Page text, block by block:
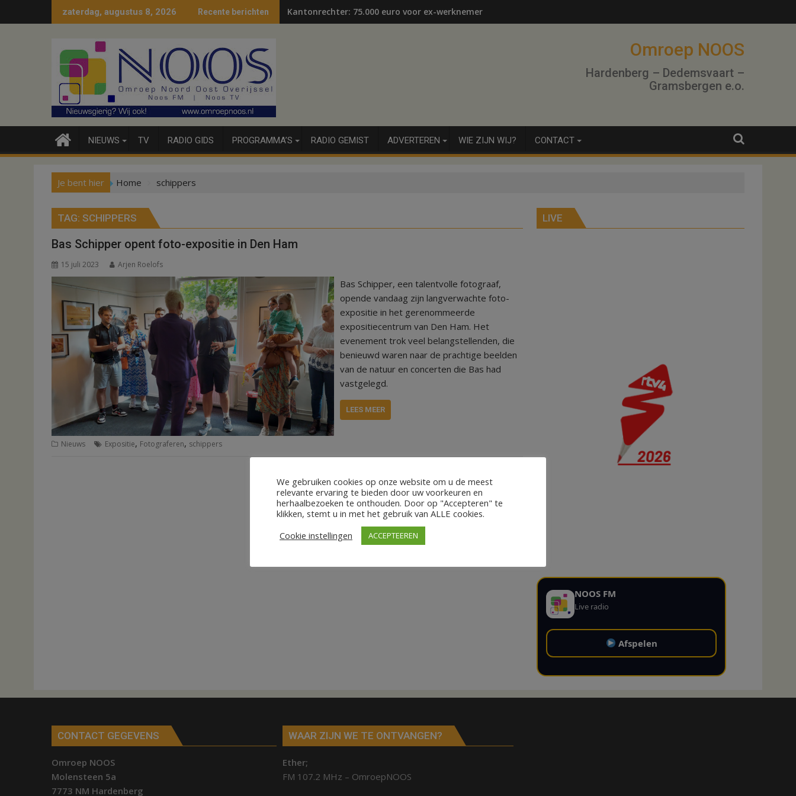
naar
zaterdag, augustus 8, 2026 Recente berichten Kantonrechter: 75.000 euro voor ex-werknemers
Omroep NOOS
Hardenberg – Dedemsvaart –
Gramsbergen e.o.
NIEUWS TV RADIO GIDS PROGRAMMA’S RADIO GEMIST ADVERTEREN WIE ZIJN WIJ? CONTACT
Je bent hier Home schippers
TAG: SCHIPPERS
Bas Schipper opent foto-expositie in Den Ham
15 juli 2023 Arjen Roelofs
Bas Schipper, een talentvolle fotograaf,
opende vandaag zijn langverwachte foto-
expositie in het gerenommeerde
expositiecentrum van Den Ham. Het
evenement trok veel belangstellenden, die
benieuwd waren naar de prachtige beelden
van de natuur en concerten die Bas had
vastgelegd.
LEES MEER
Nieuws Expositie, Fotograferen, schippers
LIVE
NOOS FM
Live radio
Afspelen
CONTACT GEGEVENS
Omroep NOOS
Molensteen 5a
7773 NM Hardenberg
WAAR ZIJN WE TE ONTVANGEN?
Ether;
FM 107.2 MHz – OmroepNOOS
We gebruiken cookies op onze website om u de meest
relevante ervaring te bieden door uw voorkeuren en
herhaalbezoeken te onthouden. Door op "Accepteren" te
klikken, stemt u in met het gebruik van ALLE cookies.
Cookie instellingen
ACCEPTEEREN